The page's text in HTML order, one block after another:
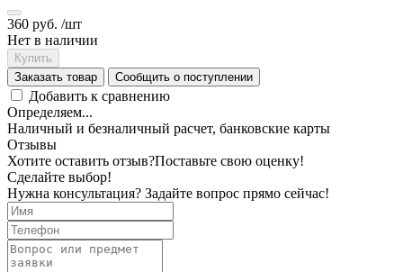
360 руб. /шт
Нет в наличии
Купить
Заказать товар
Сообщить о поступлении
Добавить к сравнению
Определяем...
Наличный и безналичный расчет, банковские карты
Отзывы
Хотите оставить отзыв?Поставьте свою оценку!
Сделайте выбор!
Нужна консультация? Задайте вопрос прямо сейчас!